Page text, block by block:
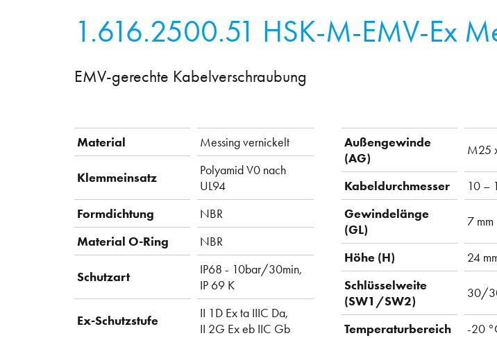
1.616.2500.51 HSK-M-EMV-Ex
EMV-gerechte Kabelverschraubung
Material Messing vernickelt
Klemmeinsatz
Polyamid V0 nach
UL94
Formdichtung
NBR
Material O-Ring
NBR
Schutzart
IP68 - 10bar/30min,
IP 69 K
Ex-Schutzstufe
II 1D Ex ta IIIC Da,
II 2G Ex eb IIC Gb
Außengewinde
(AG)
M25
Kabeldurchmesser
10 –
Gewindelänge
(GL)
7 mm
Höhe (H)
24
Schlüsselweite
(SW1/SW2)
30/
Temperaturbereich
-20